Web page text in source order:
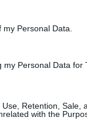
Personal Data.
Personal Data for
Retention, Sale,
with the